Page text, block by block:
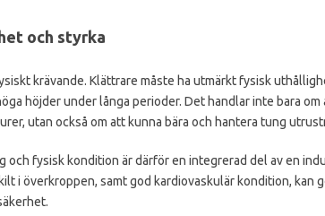
och styrka
krävande. Klättrare måste ha utmärkt fysisk
höjder under långa perioder. Det handlar inte bara
utan också om att kunna bära och hantera tung
och fysisk kondition är därför en integrerad del av en
i överkroppen, samt god kardiovaskulär kondition, kan